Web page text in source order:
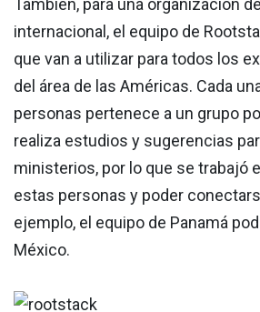
También, para una organización
internacional, el equipo de
que van a utilizar para todos los
del área de las Américas. Cada
personas pertenece a un grupo
realiza estudios y sugerencias
ministerios, por lo que se trabajó
estas personas y poder
ejemplo, el equipo de Panamá
México.